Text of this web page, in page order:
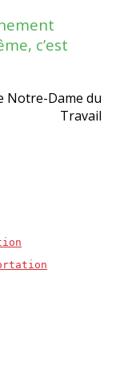
c’est
Notre-Dame du
Travail